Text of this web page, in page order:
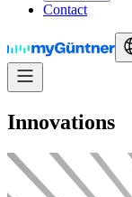
Contact
Innovations